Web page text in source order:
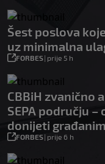
Šest poslova
uz minimalna
FORBES| prije 5 h
CBBiH zvanično
SEPA području
donijeti
FORBES| prije 6 h